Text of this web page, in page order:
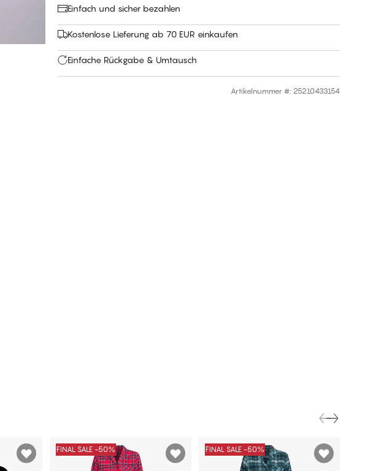
Einfach und sicher bezahlen
Kostenlose Lieferung ab 70 EUR einkaufen
Einfache Rückgabe & Umtausch
Artikelnummer #: 25210433154
FINAL SALE -50% FINAL SALE -50%